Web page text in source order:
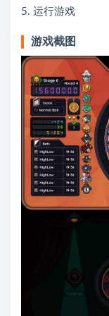
5. 运行游戏
游戏截图